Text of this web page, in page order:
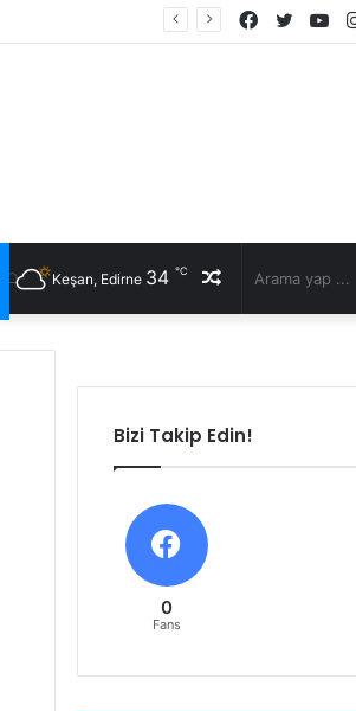
Twitter
Facebook
Rastgele
Keşan, Edirne 34 ℃
Bizi Takip Edin!
0
Fans